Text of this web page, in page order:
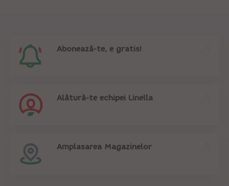
Abonează-te, e gratis!
Alătură-te echipei Linella
Amplasarea Magazinelor